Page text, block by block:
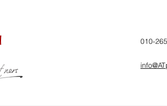
010-